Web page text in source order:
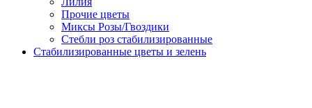
Прочие цветы
Миксы Розы/Гвоздики
Стебли роз стабилизированные
Стабилизированные цветы и зелень